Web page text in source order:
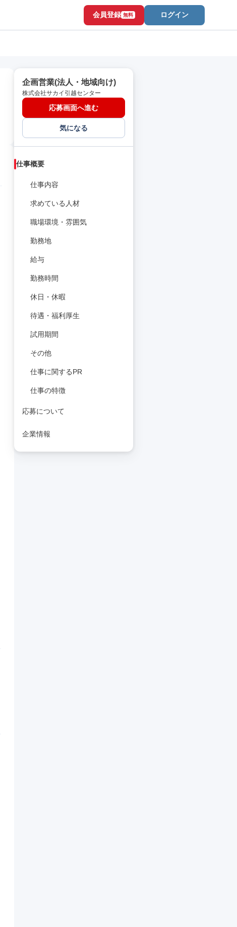
会員登録 無料 ログイン
企画営業(法人・地域向け)
株式会社サカイ引越センター
応募画面へ進む
気になる
仕事概要
仕事内容
求めている人材
職場環境・雰囲気
勤務地
給与
勤務時間
休日・休暇
待遇・福利厚生
試用期間
その他
仕事に関するPR
仕事の特徴
応募について
企業情報